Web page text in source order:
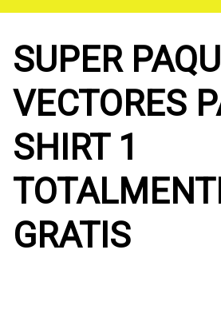
Saltar
contenido
SUPER
VECTORES
SHIRT 1
GRATIS